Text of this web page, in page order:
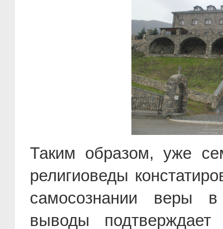
Таким образом, уже
религиоведы
самосознании веры
выводы подтверждает